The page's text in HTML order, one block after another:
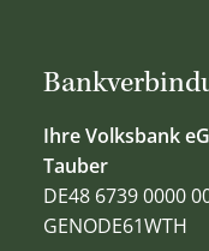
Ihre Volksbank
Tauber
DE48 6739 0000
GENODE61WTH